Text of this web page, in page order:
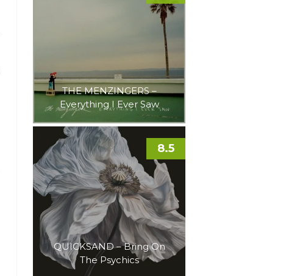
THE MENZINGERS –
Everything I Ever Saw
QUICKSAND – Bring On
The Psychics
8.5